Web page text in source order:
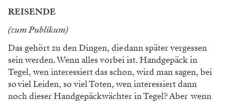
REISENDE
(zum Publikum)
Das gehört zu den Dingen, die dann später vergessen
sein werden. Wenn alles vorbei ist. Handgepäck in
Tegel, wen interessiert das schon, wird man sagen, bei
so viel Leiden, so viel Toten, wen interessiert dann
noch dieser Handgepäckwächter in Tegel? Aber wenn